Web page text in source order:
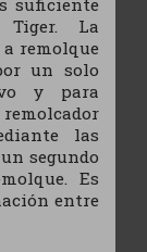
La
remolque
un solo
y para
las
segundo
Es
entre